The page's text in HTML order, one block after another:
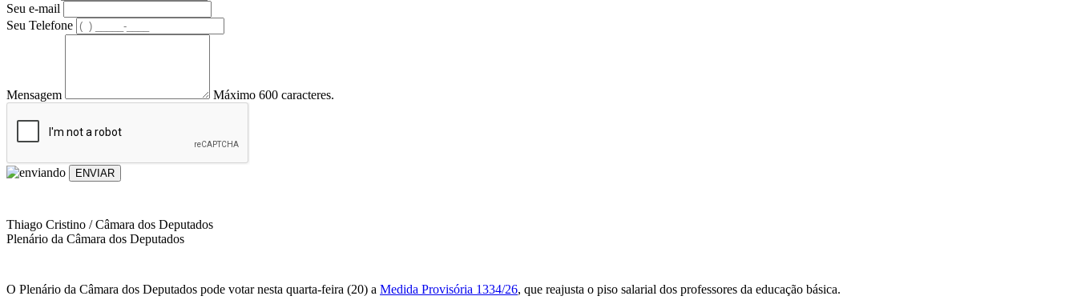
Seu e-mail
Seu Telefone
Mensagem Máximo 600 caracteres.
ENVIAR
Thiago Cristino / Câmara dos Deputados
Plenário da Câmara dos Deputados
O Plenário da Câmara dos Deputados pode votar nesta quarta-feira (20) a Medida Provisória 1334/26, que reajusta o piso salarial dos professores da educação básica.